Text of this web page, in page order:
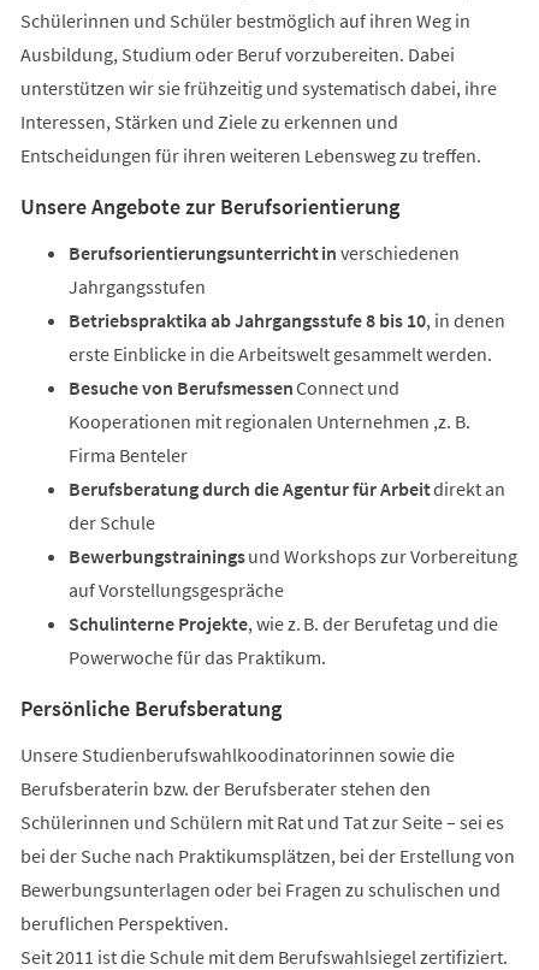
Schülerinnen und Schüler bestmöglich auf ihren Weg in
Ausbildung, Studium oder Beruf vorzubereiten. Dabei
unterstützen wir sie frühzeitig und systematisch dabei, ihre
Interessen, Stärken und Ziele zu erkennen und
Entscheidungen für ihren weiteren Lebensweg zu treffen.
Unsere Angebote zur Berufsorientierung
Berufsorientierungsunterricht in verschiedenen
Jahrgangsstufen
Betriebspraktika ab Jahrgangsstufe 8 bis 10, in denen
erste Einblicke in die Arbeitswelt gesammelt werden.
Besuche von BerufsmessenConnect und
Kooperationen mit regionalen Unternehmen ,z. B.
Firma Benteler
Berufsberatung durch die Agentur für Arbeitdirekt an
der Schule
Bewerbungstrainingsund Workshops zur Vorbereitung
auf Vorstellungsgespräche
Schulinterne Projekte, wie z. B. der Berufetag und die
Powerwoche für das Praktikum.
Persönliche Berufsberatung
Unsere Studienberufswahlkoodinatorinnen sowie die
Berufsberaterin bzw. der Berufsberater stehen den
Schülerinnen und Schülern mit Rat und Tat zur Seite – sei es
bei der Suche nach Praktikumsplätzen, bei der Erstellung von
Bewerbungsunterlagen oder bei Fragen zu schulischen und
beruflichen Perspektiven.
Seit 2011 ist die Schule mit dem Berufswahlsiegel zertifiziert.